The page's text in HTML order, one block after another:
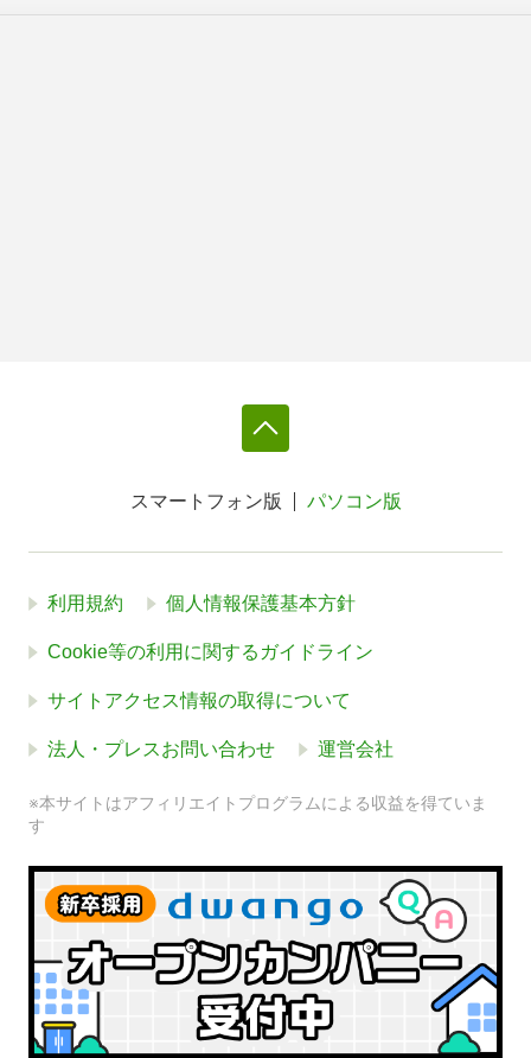
スマートフォン版 パソコン版
利用規約 個人情報保護基本方針
Cookie等の利用に関するガイドライン
サイトアクセス情報の取得について
法人・プレスお問い合わせ 運営会社
※本サイトはアフィリエイトプログラムによる収益を得ていま
す